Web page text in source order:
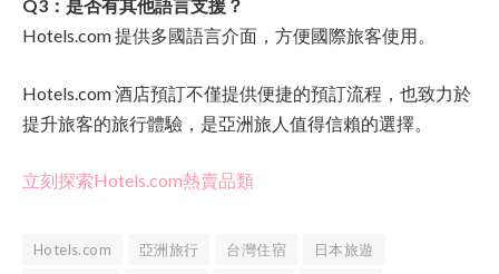
Q3：是否有其他語言支援？
Hotels.com 提供多國語言介面，方便國際旅客使用。
Hotels.com 酒店預訂不僅提供便捷的預訂流程，也致力於
提升旅客的旅行體驗，是亞洲旅人值得信賴的選擇。
立刻探索Hotels.com熱賣品類
Hotels.com 亞洲旅行 台灣住宿
日本旅遊